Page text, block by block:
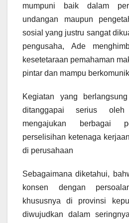
mumpuni baik dalam
undangan maupun
sosial yang justru sangat
pengusaha, Ade
kesetetaraan pemahaman
pintar dan mampu
Kegiatan yang
ditanggapai serius
mengajukan berbagai
perselisihan ketenaga
di perusahaan
Sebagaimana diketahui,
konsen dengan
khususnya di provinsi
diwujudkan dalam